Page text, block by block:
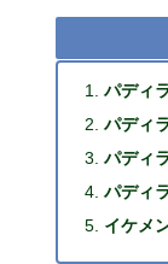
パディ
パディ
パディ
パディ
イケメ